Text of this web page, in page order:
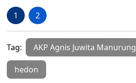
1 2
Tag: AKP Agnis Juwita Manurung
hedon